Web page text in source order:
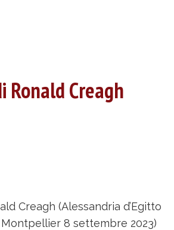
Ronald Creagh
Creagh (Alessandria d’Egitto
Montpellier 8 settembre 2023)